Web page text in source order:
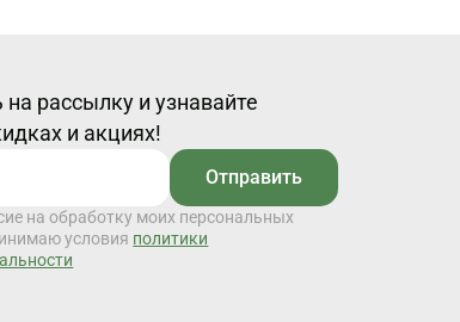
рассылку и узнавайте
и акциях!
Отправить
на обработку моих персональных
условия политики